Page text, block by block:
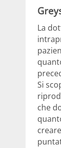
La
Si
che